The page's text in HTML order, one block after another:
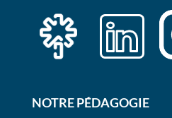
NOTRE PÉDAGOGIE